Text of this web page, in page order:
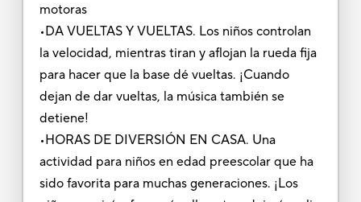
motoras
•DA VUELTAS Y VUELTAS. Los niños controlan
la velocidad, mientras tiran y aflojan la rueda fija
para hacer que la base dé vueltas. ¡Cuando
dejan de dar vueltas, la música también se
detiene!
•HORAS DE DIVERSIÓN EN CASA. Una
actividad para niños en edad preescolar que ha
sido favorita para muchas generaciones. ¡Los